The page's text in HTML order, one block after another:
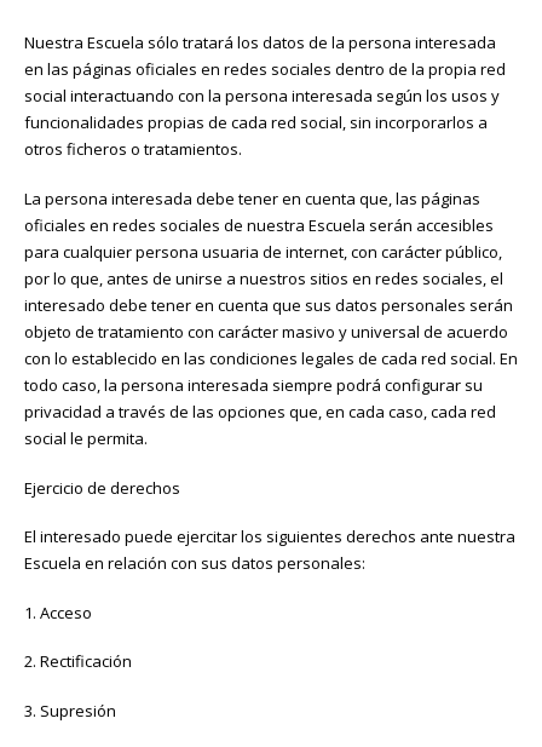
Nuestra Escuela sólo tratará los datos de la persona interesada
en las páginas oficiales en redes sociales dentro de la propia red
social interactuando con la persona interesada según los usos y
funcionalidades propias de cada red social, sin incorporarlos a
otros ficheros o tratamientos.
La persona interesada debe tener en cuenta que, las páginas
oficiales en redes sociales de nuestra Escuela serán accesibles
para cualquier persona usuaria de internet, con carácter público,
por lo que, antes de unirse a nuestros sitios en redes sociales, el
interesado debe tener en cuenta que sus datos personales serán
objeto de tratamiento con carácter masivo y universal de acuerdo
con lo establecido en las condiciones legales de cada red social. En
todo caso, la persona interesada siempre podrá configurar su
privacidad a través de las opciones que, en cada caso, cada red
social le permita.
Ejercicio de derechos
El interesado puede ejercitar los siguientes derechos ante nuestra
Escuela en relación con sus datos personales:
1. Acceso
2. Rectificación
3. Supresión